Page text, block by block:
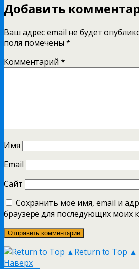
Добавить
Ваш адрес email не будет
поля помечены *
Комментарий *
Имя
Email
Сайт
Сохранить моё имя, email и
браузере для последующих моих
Return to Top ▲
Наверх